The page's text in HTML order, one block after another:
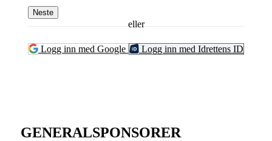
Neste
eller
Logg inn med Google Logg inn med Idrettens ID
GENERALSPONSORER